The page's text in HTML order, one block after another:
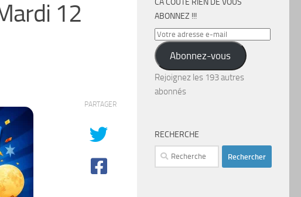
12
PARTAGER
CA COÛTE RIEN DE VOUS
ABONNEZ !!!
Votre
adresse
e-
mail
Abonnez-vous
Rejoignez les 193 autres
abonnés
RECHERCHE
Rechercher :